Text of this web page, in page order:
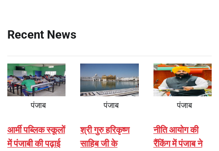
Recent News
पंजाब
आर्मी पब्लिक स्कूलों
में पंजाबी की पढ़ाई
पंजाब
श्री गुरु हरिकृष्ण
साहिब जी के
पंजाब
नीति आयोग की
रैंकिंग में पंजाब ने